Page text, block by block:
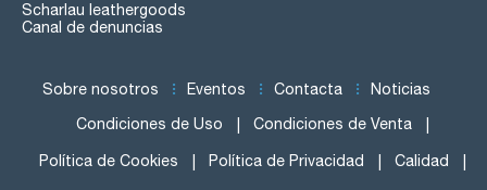
Scharlau leathergoods
Canal de denuncias
Sobre nosotros Eventos Contacta Noticias
Condiciones de Uso Condiciones de Venta
Política de Cookies Política de Privacidad Calidad